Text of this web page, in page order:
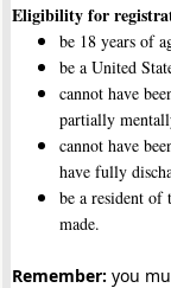
Eligibility for
be 18 years of
be a United
cannot have
partially
cannot have
have fully
be a resident
made.
Remember: you